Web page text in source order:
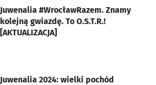
Juwenalia #WrocławRazem. Znamy
kolejną gwiazdę. To O.S.T.R.!
[AKTUALIZACJA]
Juwenalia 2024: wielki pochód
karcie